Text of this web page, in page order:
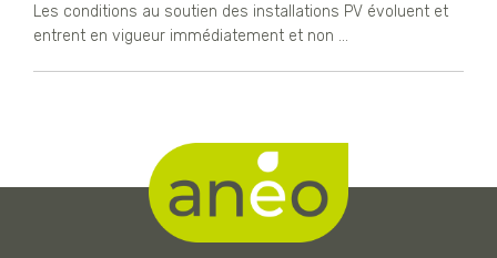
Les conditions au soutien des installations PV évoluent et
entrent en vigueur immédiatement et non ...